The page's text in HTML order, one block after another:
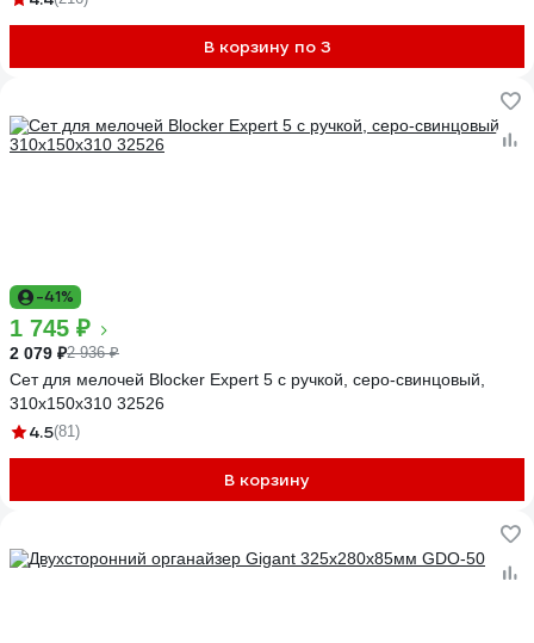
В корзину по 3
-41%
1 745 ₽
2 079 ₽2 936 ₽
Сет для мелочей Blocker Expert 5 с ручкой, серо-свинцовый,
310х150х310 32526
4.5(81)
В корзину